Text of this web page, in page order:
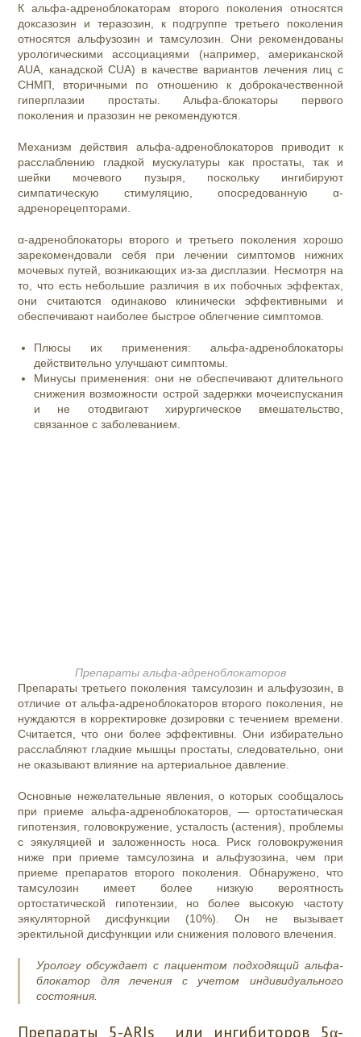
К альфа-адреноблокаторам второго поколения относятся
доксазозин и теразозин, к подгруппе третьего поколения
относятся альфузозин и тамсулозин. Они рекомендованы
урологическими ассоциациями (например, американской
AUA, канадской CUA) в качестве вариантов лечения лиц с
СНМП, вторичными по отношению к доброкачественной
гиперплазии простаты. Альфа-блокаторы первого
поколения и празозин не рекомендуются.
Механизм действия альфа-адреноблокаторов приводит к
расслаблению гладкой мускулатуры как простаты, так и
шейки мочевого пузыря, поскольку ингибируют
симпатическую стимуляцию, опосредованную α-
адренорецепторами.
α-адреноблокаторы второго и третьего поколения хорошо
зарекомендовали себя при лечении симптомов нижних
мочевых путей, возникающих из-за дисплазии. Несмотря на
то, что есть небольшие различия в их побочных эффектах,
они считаются одинаково клинически эффективными и
обеспечивают наиболее быстрое облегчение симптомов.
Плюсы их применения: альфа-адреноблокаторы
действительно улучшают симптомы.
Минусы применения: они не обеспечивают длительного
снижения возможности острой задержки мочеиспускания
и не отодвигают хирургическое вмешательство,
связанное с заболеванием.
Препараты альфа-адреноблокаторов
Препараты третьего поколения тамсулозин и альфузозин, в
отличие от альфа-адреноблокаторов второго поколения, не
нуждаются в корректировке дозировки с течением времени.
Считается, что они более эффективны. Они избирательно
расслабляют гладкие мышцы простаты, следовательно, они
не оказывают влияние на артериальное давление.
Основные нежелательные явления, о которых сообщалось
при приеме альфа-адреноблокаторов, — ортостатическая
гипотензия, головокружение, усталость (астения), проблемы
с эякуляцией и заложенность носа. Риск головокружения
ниже при приеме тамсулозина и альфузозина, чем при
приеме препаратов второго поколения. Обнаружено, что
тамсулозин имеет более низкую вероятность
ортостатической гипотензии, но более высокую частоту
эякуляторной дисфункции (10%). Он не вызывает
эректильной дисфункции или снижения полового влечения.
Урологу обсуждает с пациентом подходящий альфа-
блокатор для лечения с учетом индивидуального
состояния.
Препараты 5-ARIs или ингибиторов 5α-